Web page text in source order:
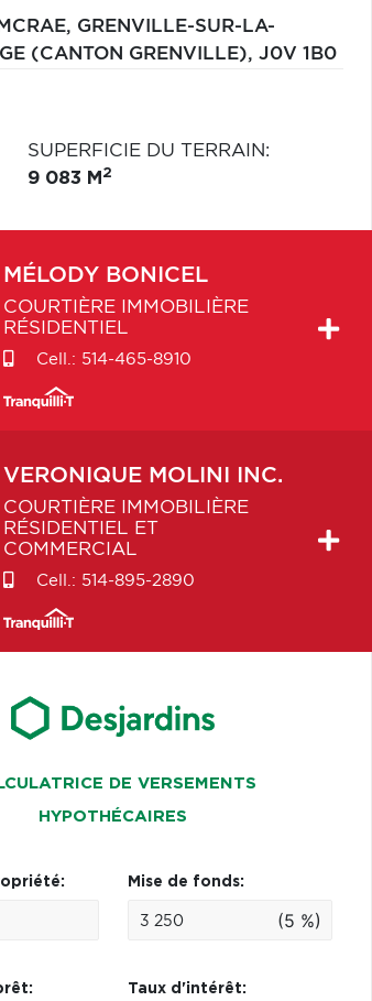
GRENVILLE-SUR-LA-
(CANTON GRENVILLE), J0V 1B0
SUPERFICIE DU TERRAIN:
9 083 M 2
MÉLODY BONICEL
COURTIÈRE IMMOBILIÈRE
RÉSIDENTIEL
Cell.: 514-465-8910
VERONIQUE MOLINI INC.
COURTIÈRE IMMOBILIÈRE
RÉSIDENTIEL ET
COMMERCIAL
Cell.: 514-895-2890
DE VERSEMENTS
HYPOTHÉCAIRES
Mise de fonds:
(5 %)
Taux d'intérêt: